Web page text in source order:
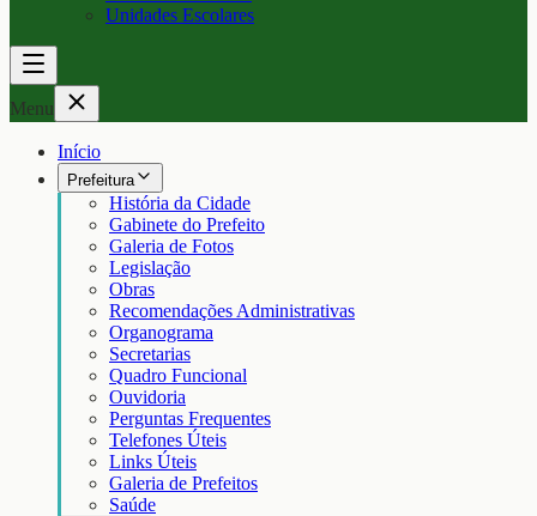
Unidades Escolares
Menu
Início
Prefeitura
História da Cidade
Gabinete do Prefeito
Galeria de Fotos
Legislação
Obras
Recomendações Administrativas
Organograma
Secretarias
Quadro Funcional
Ouvidoria
Perguntas Frequentes
Telefones Úteis
Links Úteis
Galeria de Prefeitos
Saúde